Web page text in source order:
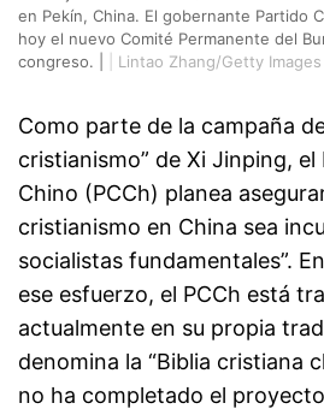
en Pekín, China. El gobernante Partido
hoy el nuevo Comité Permanente del
congreso. |
Lintao Zhang/Getty Images
Como parte de la campaña
cristianismo” de Xi Jinping,
Chino (PCCh) planea
cristianismo en China sea
socialistas fundamentales”.
ese esfuerzo, el PCCh está
actualmente en su propia
denomina la “Biblia cristiana
no ha completado el